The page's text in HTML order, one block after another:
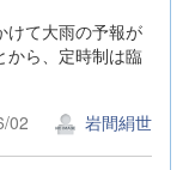
けて大雨の予報が
から、定時制は臨
02
岩間絹世